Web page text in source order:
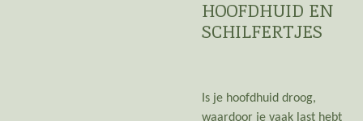
HOOFDHUID EN
SCHILFERTJES
Is je hoofdhuid droog,
waardoor je vaak last hebt